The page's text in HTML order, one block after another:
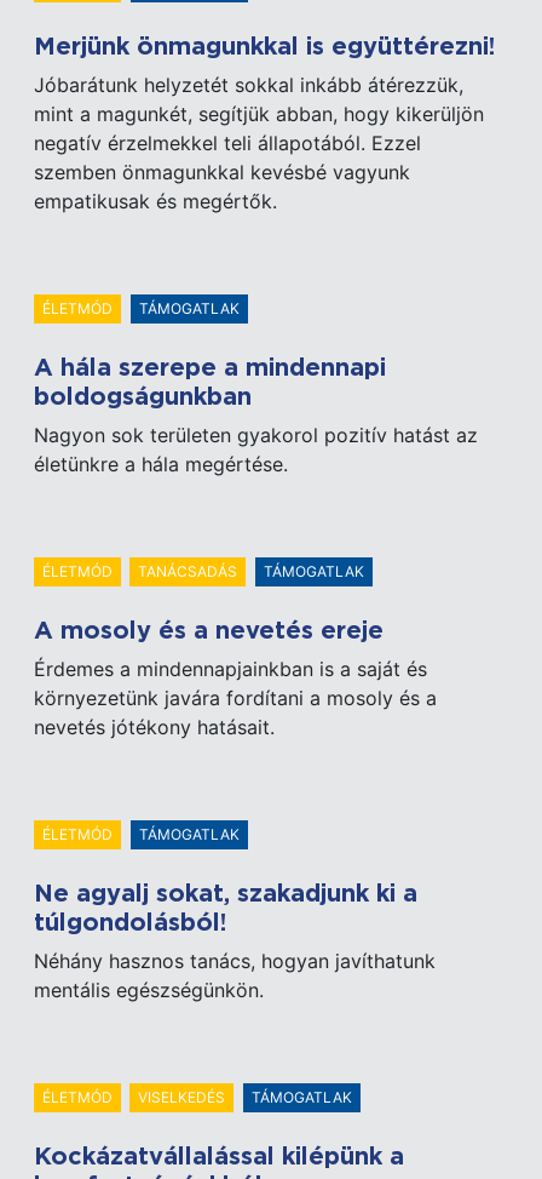
Merjünk önmagunkkal is együttérezni!
Jóbarátunk helyzetét sokkal inkább átérezzük,
mint a magunkét, segítjük abban, hogy kikerüljön
negatív érzelmekkel teli állapotából. Ezzel
szemben önmagunkkal kevésbé vagyunk
empatikusak és megértők.
ÉLETMÓD TÁMOGATLAK
A hála szerepe a mindennapi
boldogságunkban
Nagyon sok területen gyakorol pozitív hatást az
életünkre a hála megértése.
ÉLETMÓD TANÁCSADÁS TÁMOGATLAK
A mosoly és a nevetés ereje
Érdemes a mindennapjainkban is a saját és
környezetünk javára fordítani a mosoly és a
nevetés jótékony hatásait.
ÉLETMÓD TÁMOGATLAK
Ne agyalj sokat, szakadjunk ki a
túlgondolásból!
Néhány hasznos tanács, hogyan javíthatunk
mentális egészségünkön.
ÉLETMÓD VISELKEDÉS TÁMOGATLAK
Kockázatvállalással kilépünk a